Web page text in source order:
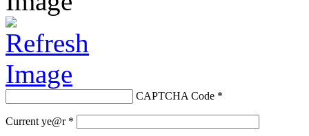
CAPTCHA Code *
Current ye@r *